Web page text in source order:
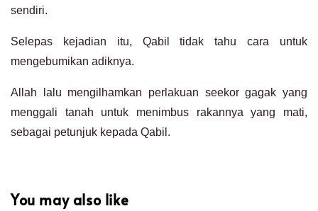
sendiri.
Selepas kejadian itu, Qabil tidak tahu cara untuk
mengebumikan adiknya.
Allah lalu mengilhamkan perlakuan seekor gagak yang
menggali tanah untuk menimbus rakannya yang mati,
sebagai petunjuk kepada Qabil.
You may also like